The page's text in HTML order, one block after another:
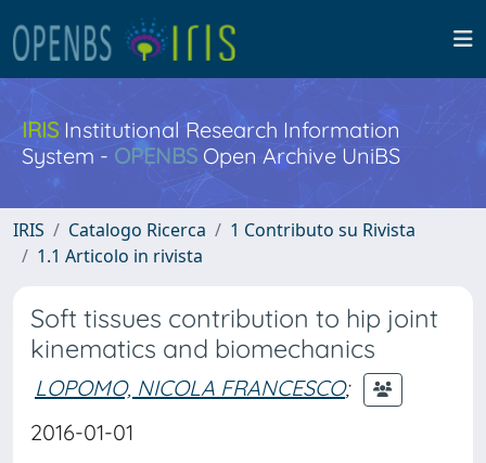
IRISInstitutional Research Information
System - OPENBS Open Archive UniBS
IRIS Catalogo Ricerca
1 Contributo su Rivista
1.1 Articolo in rivista
Soft tissues contribution to hip joint
kinematics and biomechanics
LOPOMO, NICOLA FRANCESCO;
2016-01-01